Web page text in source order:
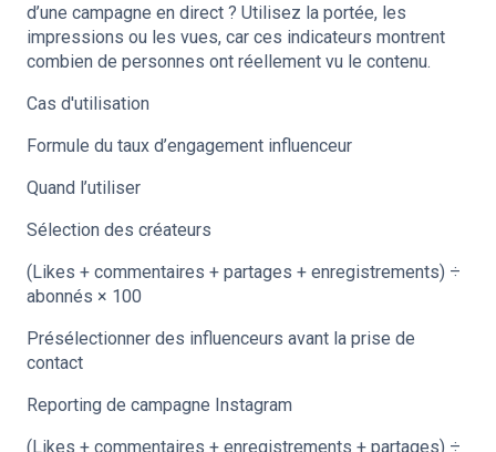
d’une campagne en direct ? Utilisez la portée, les
impressions ou les vues, car ces indicateurs montrent
combien de personnes ont réellement vu le contenu.
Cas d'utilisation
Formule du taux d’engagement influenceur
Quand l’utiliser
Sélection des créateurs
(Likes + commentaires + partages + enregistrements) ÷
abonnés × 100
Présélectionner des influenceurs avant la prise de
contact
Reporting de campagne Instagram
(Likes + commentaires + enregistrements + partages) ÷